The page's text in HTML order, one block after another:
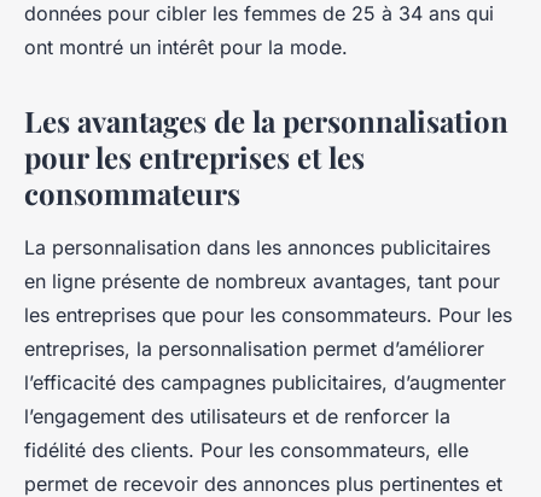
données pour cibler les femmes de 25 à 34 ans qui
ont montré un intérêt pour la mode.
Les avantages de la personnalisation
pour les entreprises et les
consommateurs
La personnalisation dans les annonces publicitaires
en ligne présente de nombreux avantages, tant pour
les entreprises que pour les consommateurs. Pour les
entreprises, la personnalisation permet d’améliorer
l’efficacité des campagnes publicitaires, d’augmenter
l’engagement des utilisateurs et de renforcer la
fidélité des clients. Pour les consommateurs, elle
permet de recevoir des annonces plus pertinentes et